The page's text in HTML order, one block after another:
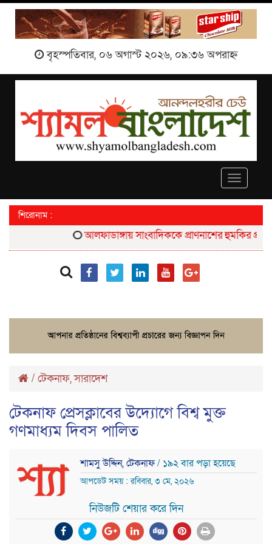
বৃহস্পতিবার, ০৬ অগাস্ট ২০২৬, ০৯:৩৬ অপরাহ্ন
Toggle
শিরোনাম :
আলফাডাঙ্গায় সাংবাদিককে প্রাণনাশের হুমকির
/ টেকনাফ,সারাদেশ
টেকনাফ প্রেসক্লাবের উদ্যোগে বিশ্ব মুক্ত
গণমাধ্যম দিবস পালিত
শামসু উদ্দিন, টেকনাফ/ ১৯২ বার পড়া হয়েছে
আপডেট সময় : রবিবার, ৩ মে, ২০২৬
নিউজটি শেয়ার করে দিন